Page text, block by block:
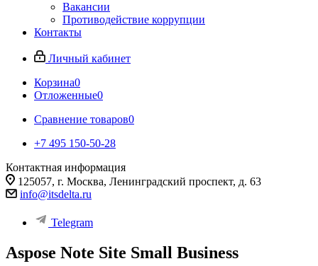
Вакансии
Противодействие коррупции
Контакты
Личный кабинет
Корзина0
Отложенные0
Сравнение товаров0
+7 495 150-50-28
Контактная информация
125057, г. Москва, Ленинградский проспект, д. 63
info@itsdelta.ru
Telegram
Aspose Note Site Small Business